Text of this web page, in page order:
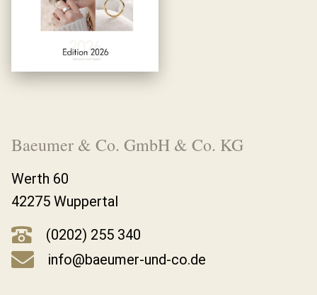
Baeumer & Co. GmbH & Co. KG
Werth 60
42275 Wuppertal
(0202) 255 340
info@baeumer-und-co.de